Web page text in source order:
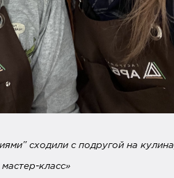
cходили с подругой на
мастер-класс»